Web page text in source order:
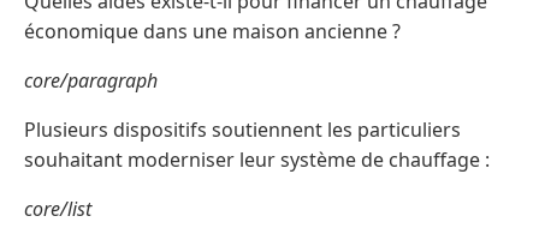
économique dans une maison ancienne ?
core/paragraph
Plusieurs dispositifs soutiennent les particuliers
souhaitant moderniser leur système de chauffage :
core/list